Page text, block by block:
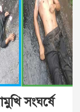
সংঘর্ষে